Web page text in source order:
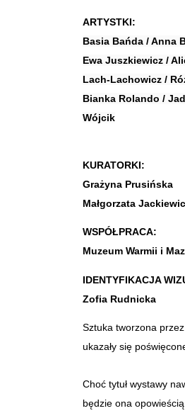
ARTYSTKI:
Basia Bańda / Anna
Ewa Juszkiewicz /
Lach-Lachowicz /
Bianka Rolando /
Wójcik
KURATORKI:
Grażyna Prusińska
Małgorzata
WSPÓŁPRACA:
Muzeum Warmii i
IDENTYFIKACJA
Zofia Rudnicka
Sztuka tworzona
ukazały się
Choć tytuł wystawy
będzie ona